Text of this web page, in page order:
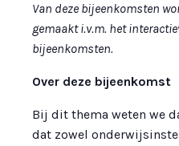
Van deze bijeenkomsten
gemaakt i.v.m. het
bijeenkomsten.
Over deze bijeenkomst
Bij dit thema weten we
dat zowel